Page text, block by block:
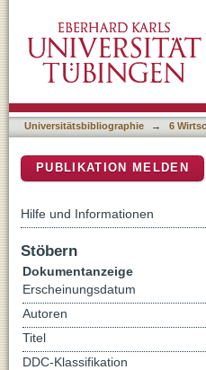
1920er und 1930er
Universitätsbibliographie → 6
PUBLIKATION MELDEN
Hilfe und Informationen
Stöbern
Dokumentanzeige
Erscheinungsdatum
Autoren
Titel
DDC-Klassifikation